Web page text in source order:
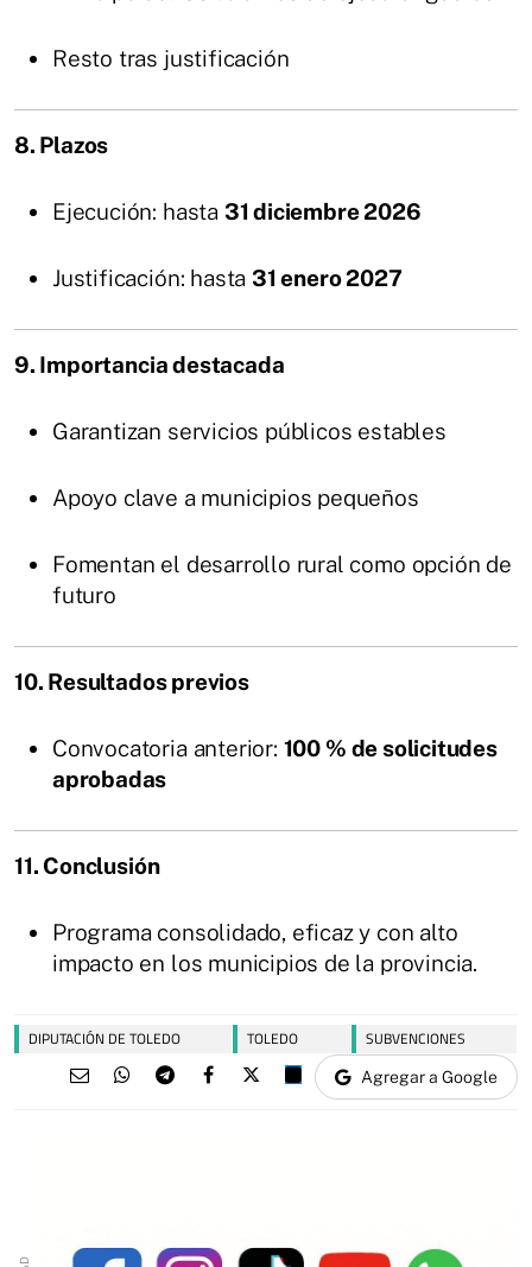
Resto tras justificación
8. Plazos
Ejecución: hasta 31 diciembre 2026
Justificación: hasta 31 enero 2027
9. Importancia destacada
Garantizan servicios públicos estables
Apoyo clave a municipios pequeños
Fomentan el desarrollo rural como opción de
futuro
10. Resultados previos
Convocatoria anterior: 100 % de solicitudes
aprobadas
11. Conclusión
Programa consolidado, eficaz y con alto
impacto en los municipios de la provincia.
DIPUTACIÓN DE TOLEDO TOLEDO SUBVENCIONES
Agregar a Google